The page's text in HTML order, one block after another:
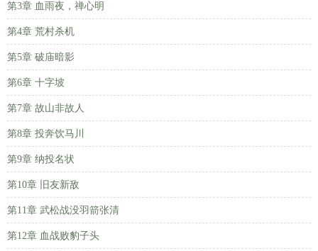
第3章 血雨夜，禅心明
第4章 荒村杀机
第5章 破庙暗影
第6章 十字坡
第7章 故山非故人
第8章 投奔饮马川
第9章 纳投名状
第10章 旧友新敌
第11章 武松战没羽箭张清
第12章 血战败豹子头